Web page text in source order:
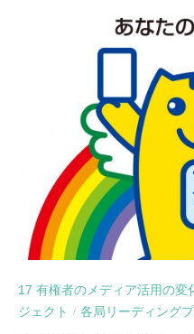
17 有権者のメディア活用の変
ジェクト
/ 各局リーディング